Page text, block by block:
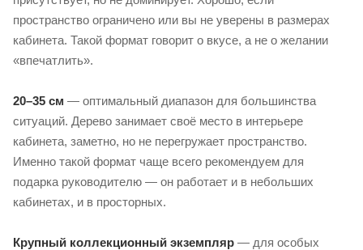
пространство ограничено или вы не уверены в размерах
кабинета. Такой формат говорит о вкусе, а не о желании
«впечатлить».
20–35 см — оптимальный диапазон для большинства
ситуаций. Дерево занимает своё место в интерьере
кабинета, заметно, но не перегружает пространство.
Именно такой формат чаще всего рекомендуем для
подарка руководителю — он работает и в небольших
кабинетах, и в просторных.
Крупный коллекционный экземпляр — для особых